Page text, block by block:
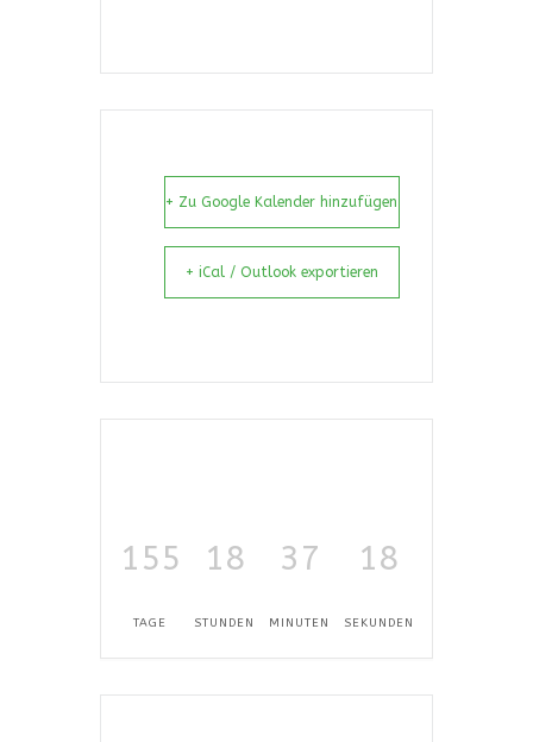
+ Zu Google Kalender hinzufügen
+ iCal / Outlook exportieren
155
TAGE
18
STUNDEN
37
MINUTEN
18
SEKUNDEN